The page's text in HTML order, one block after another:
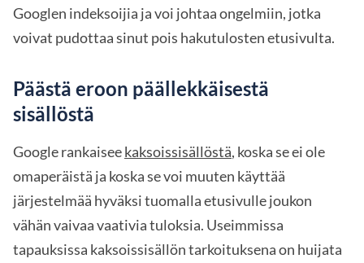
Googlen indeksoijia ja voi johtaa ongelmiin, jotka
voivat pudottaa sinut pois hakutulosten etusivulta.
Päästä eroon päällekkäisestä
sisällöstä
Google rankaiseekaksoissisällöstä, koska se ei ole
omaperäistä ja koska se voi muuten käyttää
järjestelmää hyväksi tuomalla etusivulle joukon
vähän vaivaa vaativia tuloksia. Useimmissa
tapauksissa kaksoissisällön tarkoituksena on huijata